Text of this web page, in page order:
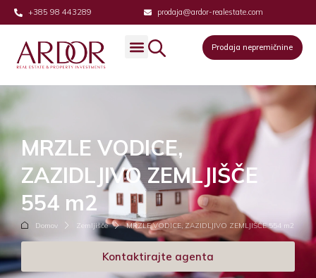
+385 98 443289 prodaja@ardor-realestate.com
Prodaja nepremičnine
MRZLE VODICE,
ZAZIDLJIVO ZEMLJIŠČE
554 m2
Domov Zemljišče MRZLE VODICE, ZAZIDLJIVO ZEMLJIŠČE 554 m2
Kontaktirajte agenta